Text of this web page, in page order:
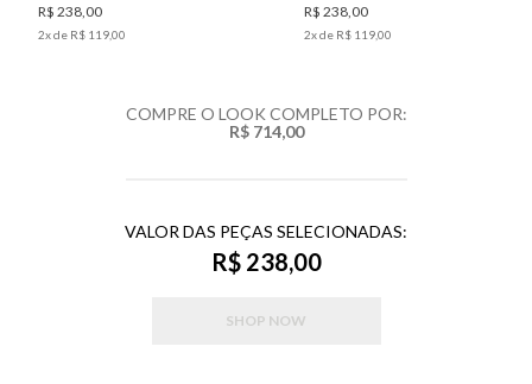
R$ 238,00
2x de R$ 119,00
R$ 238,00
2x de R$ 119,00
COMPRE O LOOK COMPLETO POR:
R$ 714,00
VALOR DAS PEÇAS SELECIONADAS:
R$ 238,00
SHOP NOW